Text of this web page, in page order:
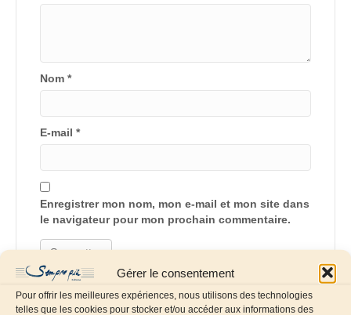
Gérer le consentement
Pour offrir les meilleures expériences, nous utilisons des technologies
telles que les cookies pour stocker et/ou accéder aux informations des
Nom *
E-mail *
Enregistrer mon nom, mon e-mail et mon site dans
le navigateur pour mon prochain commentaire.